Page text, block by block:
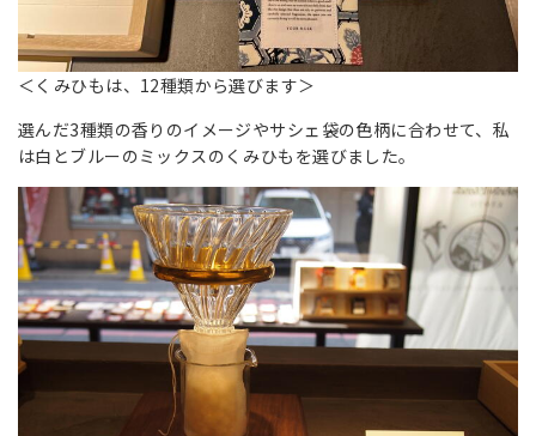
＜くみひもは、12種類から選びます＞
選んだ3種類の香りのイメージやサシェ袋の色柄に合わせて、私
は白とブルーのミックスのくみひもを選びました。